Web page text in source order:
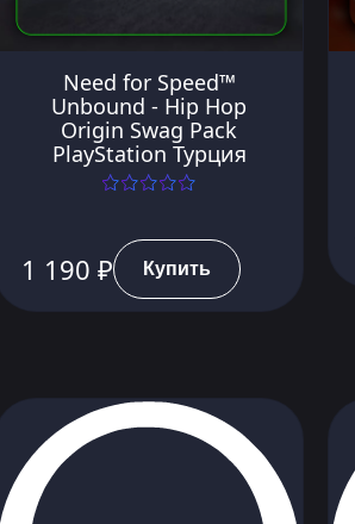
Need for Speed™
Unbound - Hip Hop
Origin Swag Pack
PlayStation Турция
1 190 ₽ Купить